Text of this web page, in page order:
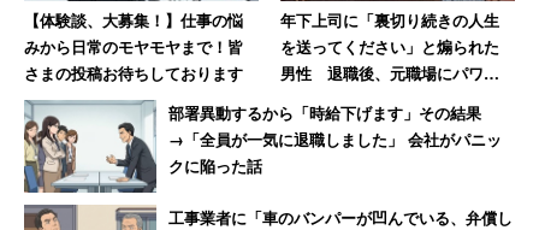
【体験談、大募集！】仕事の悩
みから日常のモヤモヤまで！皆
さまの投稿お待ちしております
年下上司に「裏切り続きの人生
を送ってください」と煽られた
男性 退職後、元職場にパワハ
ラ証拠USBを送付した結果【後
編】
部署異動するから「時給下げます」その結果
→「全員が一気に退職しました」 会社がパニッ
クに陥った話
工事業者に「車のバンパーが凹んでいる、弁償し